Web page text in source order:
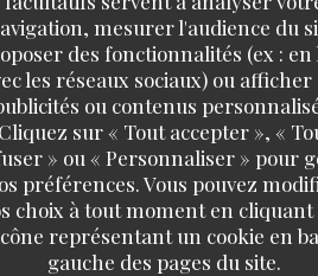
mesurer l'audience du
des fonctionnalités (ex : en
les réseaux sociaux) ou afficher
ou contenus
Cliquez sur « Tout accepter », «
» ou « Personnaliser » pour
préférences. Vous pouvez
choix à tout moment en
représentant un cookie en
gauche des pages du site.
COUVERTS 2
: 4/5 CUISINE:
5/5
prix. Belle presentation des
l'assiette bien satisfaisante. Prix